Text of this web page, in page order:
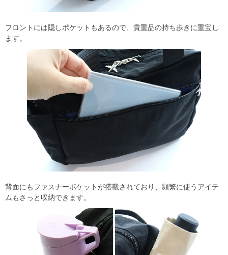
フロントには隠しポケットもあるので、貴重品の持ち歩きに重宝し
ます。
背面にもファスナーポケットが搭載されており、頻繁に使うアイテ
ムもさっと収納できます。